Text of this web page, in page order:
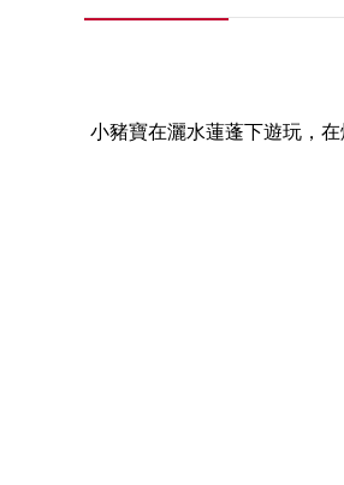
小豬寶在灑水蓮蓬下遊玩，